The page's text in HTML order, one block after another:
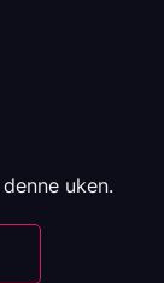
uken.